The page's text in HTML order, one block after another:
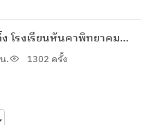
โรงเรียนหันคาพิทยาคม
. 1302 ครั้ง